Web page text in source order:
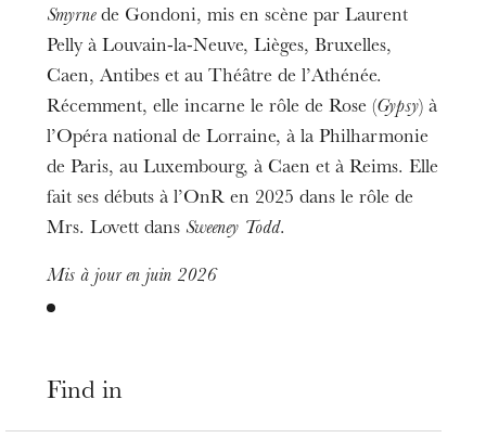
Guided tours of the Opera
Smyrnede Gondoni, mis en scène par Laurent
Pelly à Louvain-la-Neuve, Lièges, Bruxelles,
Caen, Antibes et au Théâtre de l’Athénée.
Récemment, elle incarne le rôle de Rose (Gypsy) à
l’Opéra national de Lorraine, à la Philharmonie
de Paris, au Luxembourg, à Caen et à Reims. Elle
fait ses débuts à l’OnR en 2025 dans le rôle de
Mrs. Lovett dans Sweeney Todd.
Mis à jour en juin 2026
Find in